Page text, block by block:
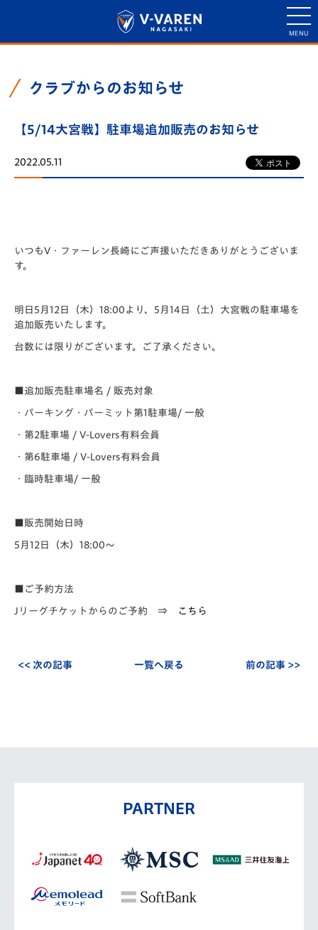
クラブからのお知らせ
【5/14大宮戦】駐車場追加販売のお知らせ
2022.05.11
いつもV・ファーレン長崎にご声援いただきありがとうございま
す。
明日5月12日（木）18:00より、5月14日（土）大宮戦の駐車場を
追加販売いたします。
台数には限りがございます。ご了承ください。
■追加販売駐車場名 / 販売対象
・パーキング・パーミット第1駐車場/ 一般
・第2駐車場 / V-Lovers有料会員
・第6駐車場 / V-Lovers有料会員
・臨時駐車場/ 一般
■販売開始日時
5月12日（木）18:00～
■ご予約方法
Jリーグチケットからのご予約 ⇒ こちら
<< 次の記事 一覧へ戻る 前の記事 >>
PARTNER